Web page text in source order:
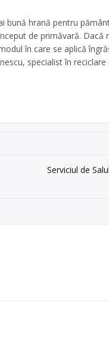
bună hrană pentru
de primăvară.
în care se aplică
specialist în
Serviciul de